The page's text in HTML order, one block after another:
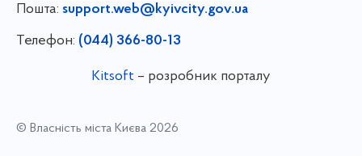
Пошта: support.web@kyivcity.gov.ua
Телефон: (044) 366-80-13
Kitsoft – розробник порталу
© Власність міста Києва 2026